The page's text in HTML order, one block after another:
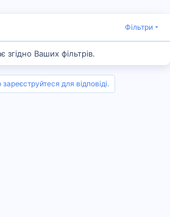
Фільтри
Ваших фільтрів.
зареєструйтеся для відповіді.